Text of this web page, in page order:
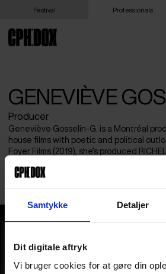
Samtykke Detaljer
Dit digitale aftryk
Vi bruger cookies for at gøre din
Festival Professionals
GENEVIÈVE
Producer
Geneviève Gosselin-G. is a Montréal
house films with poetic and political
Foyer Films (2019), she’s produced
SPLENDOUR OF LIFE (2025), and over 10
have been screened at major festivals